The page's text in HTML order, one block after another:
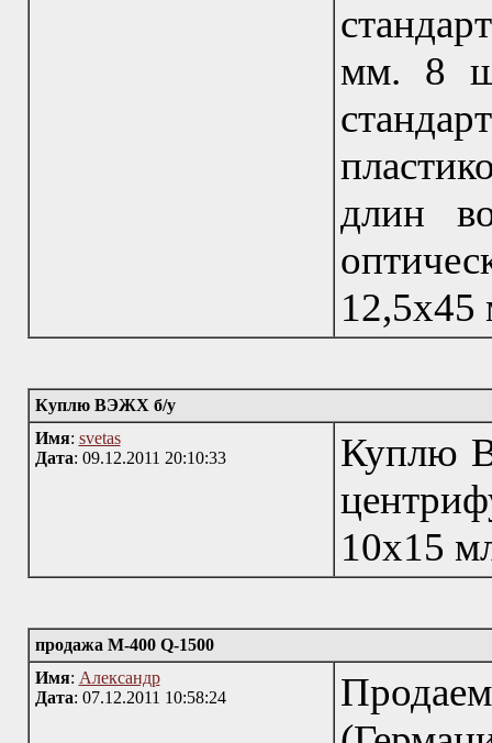
мм. 8
длин
12,5х45
Куплю ВЭЖХ б/у
Имя: svetas
Дата: 09.12.2011 20:10:33
Куплю
10х15
продажа М-400 Q-1500
Имя: Александр
Дата: 07.12.2011 10:58:24